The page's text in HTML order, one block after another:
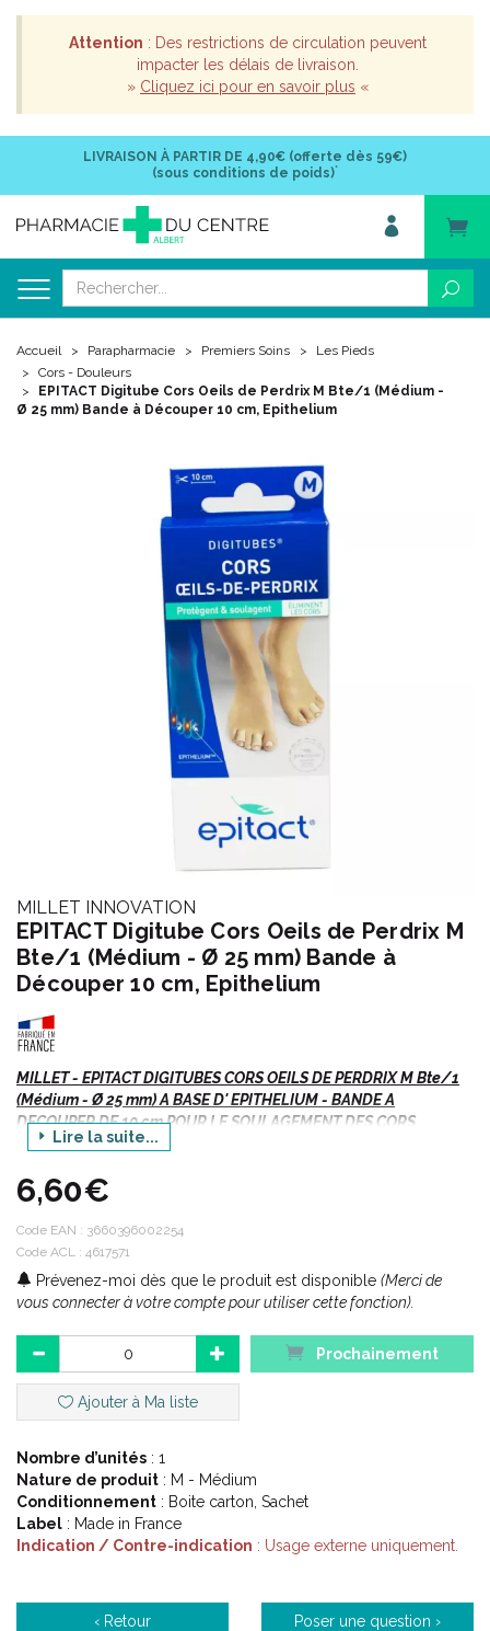
Attention : Des restrictions de circulation peuvent
impacter les délais de livraison.
» Cliquez ici pour en savoir plus «
LIVRAISON À PARTIR DE 4,90€ (offerte dès 59€)
(sous conditions de poids)*
Accueil Parapharmacie Premiers Soins
Les Pieds
Cors - Douleurs
EPITACT Digitube Cors Oeils de Perdrix M Bte/1 (Médium -
Ø 25 mm) Bande à Découper 10 cm, Epithelium
MILLET INNOVATION
EPITACT Digitube Cors Oeils de Perdrix M
Bte/1 (Médium - Ø 25 mm) Bande à
Découper 10 cm, Epithelium
MILLET - EPITACT DIGITUBES CORS OEILS DE PERDRIX M Bte/1
(Médium - Ø 25 mm) A BASE D' EPITHELIUM - BANDE A
DECOUPER DE 10 cm POUR LE SOULAGEMENT DES CORS
DORSAUX ET INTERDIGITAUX - Bte/1
EPITACT CORS, OEILS DE PERDRIX - TAILLE M - BOITE/1.
EPITHELIUM.
LAVABLE ET REUTILISABLE.
CONSEILLE PAR LES PODOLOGUES
Lire la suite...
6,60€
Code EAN : 3660396002254
Code ACL : 4617571
Prévenez-moi dès que le produit est disponible (Merci de
vous connecter à votre compte pour utiliser cette fonction).
Prochainement
Ajouter à Ma liste
Nombre d’unités : 1
Nature de produit : M - Médium
Conditionnement : Boite carton, Sachet
Label : Made in France
Indication / Contre-indication : Usage externe uniquement.
‹ Retour Poser une question ›